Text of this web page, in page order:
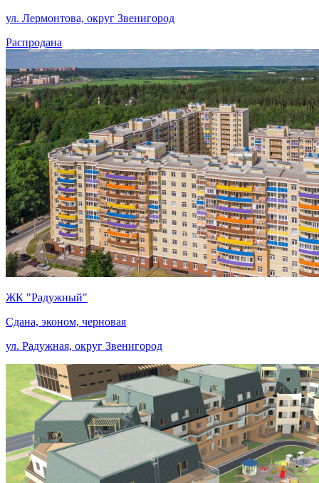
ул. Лермонтова, округ Звенигород
Распродана
ЖК "Радужный"
Сдана, эконом, черновая
ул. Радужная, округ Звенигород